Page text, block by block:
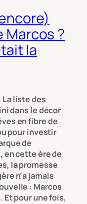
Marcos ?
la
liste des
dans le décor
en fibre de
pour investir
de
en cette ère de
la promesse
n’a jamais
: Marcos
Et pour une fois,